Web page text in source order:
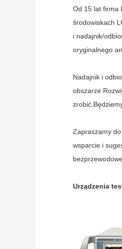
Od 15 lat firma
środowiskach
i nadajnik/
oryginalnego
Nadajnik i
Zapraszamy
wsparcie i
Urządzenia